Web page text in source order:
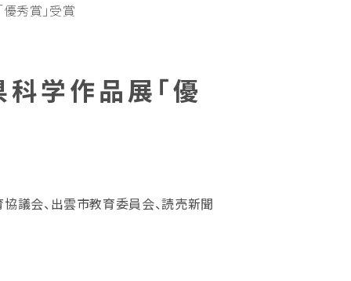
秀賞」受賞
学作品展「優
会、出雲市教育委員会、読売新聞